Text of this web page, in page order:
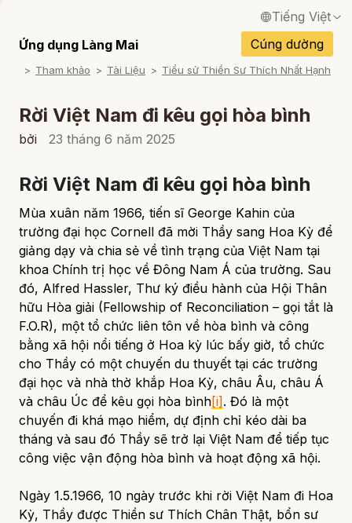
Tiếng Việt
English / Tiếng Anh
Français / Tiếng Pháp
Español / Tiếng Tây Ban Nha
Deutsch / Tiếng Đức
Português / Tiếng Bồ Đào Nha
ภาษาไทย / Tiếng Thái
Ứng dụng Làng Mai Cúng dường
Tham khảo Tài Liệu Tiểu sử Thiền Sư Thích Nhất Hạnh
Rời Việt Nam đi kêu gọi hòa bình
bởi 23 tháng 6 năm 2025
Rời Việt Nam đi kêu gọi hòa bình
Mùa xuân năm 1966, tiến sĩ George Kahin của
trường đại học Cornell đã mời Thầy sang Hoa Kỳ để
giảng dạy và chia sẻ về tình trạng của Việt Nam tại
khoa Chính trị học về Đông Nam Á của trường. Sau
đó, Alfred Hassler, Thư ký điều hành của Hội Thân
hữu Hòa giải (Fellowship of Reconciliation – gọi tắt là
F.O.R), một tổ chức liên tôn về hòa bình và công
bằng xã hội nổi tiếng ở Hoa kỳ lúc bấy giờ, tổ chức
cho Thầy có một chuyến du thuyết tại các trường
đại học và nhà thờ khắp Hoa Kỳ, châu Âu, châu Á
và châu Úc để kêu gọi hòa bình[i] . Đó là một
chuyến đi khá mạo hiểm, dự định chỉ kéo dài ba
tháng và sau đó Thầy sẽ trở lại Việt Nam để tiếp tục
công việc vận động hòa bình và hoạt động xã hội.
Ngày 1.5.1966, 10 ngày trước khi rời Việt Nam đi Hoa
Kỳ, Thầy được Thiền sư Thích Chân Thật, bổn sư